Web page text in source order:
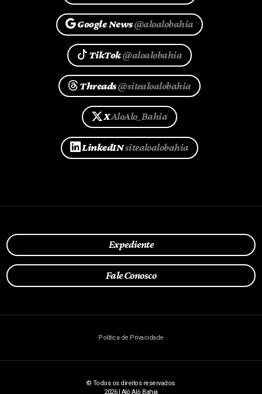
Google News@aloalobahia
TikTok@aloalobahia
Threads@sitealoalobahia
XAloAlo_Bahia
LinkedINsitealoalobahia
Expediente
Fale Conosco
Política de Privacidade
© Todos os direitos reservados.
2026 | Alô Alô Bahia